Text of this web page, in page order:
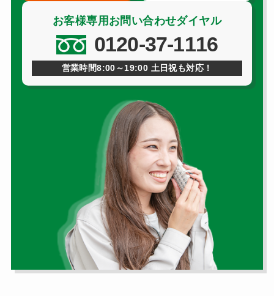
お客様専用お問い合わせダイヤル
0120-37-1116
営業時間8:00～19:00 土日祝も対応！